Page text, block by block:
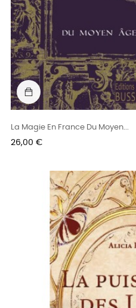
La Magie En France Du Moyen...
Prix
26,00 €